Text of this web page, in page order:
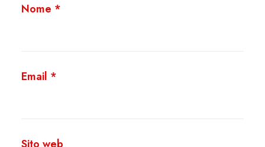
Nome *
Email *